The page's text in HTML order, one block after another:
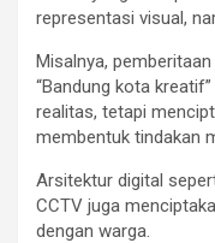
representasi visual,
Misalnya,
“Bandung kota
realitas, tetapi
membentuk tindakan
Arsitektur digital
CCTV juga
dengan warga.